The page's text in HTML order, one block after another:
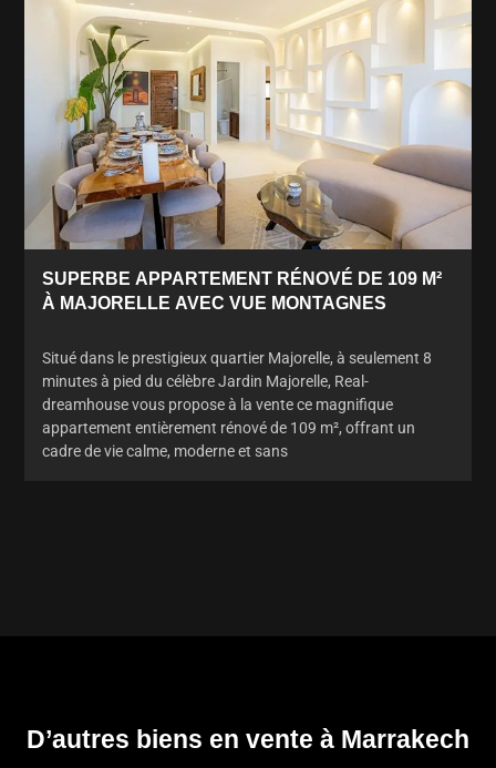
SUPERBE APPARTEMENT RÉNOVÉ DE 109 M²
À MAJORELLE AVEC VUE MONTAGNES
Situé dans le prestigieux quartier Majorelle, à seulement 8
minutes à pied du célèbre Jardin Majorelle, Real-
dreamhouse vous propose à la vente ce magnifique
appartement entièrement rénové de 109 m², offrant un
cadre de vie calme, moderne et sans
D’autres biens en vente à Marrakech